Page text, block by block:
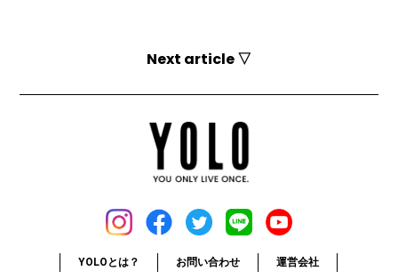
Next article ▽
YOLOとは？ お問い合わせ 運営会社